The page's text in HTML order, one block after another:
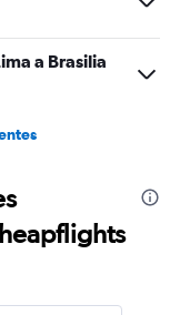
a Brasilia